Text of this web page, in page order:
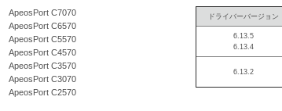
減
を
支
援
ApeosPort C7070
ApeosPort C6570
ApeosPort C5570
ApeosPort C4570
ApeosPort C3570
ApeosPort C3070
ApeosPort C2570
ドライバーバージョン
6.13.5
6.13.4
6.13.2